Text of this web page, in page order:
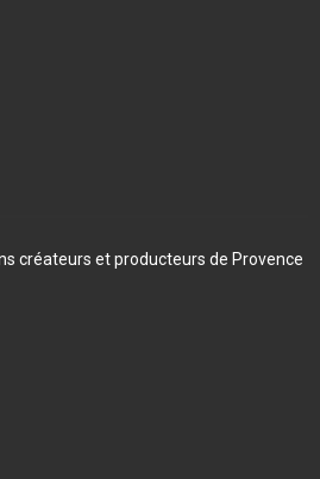
créateurs et producteurs de Provence